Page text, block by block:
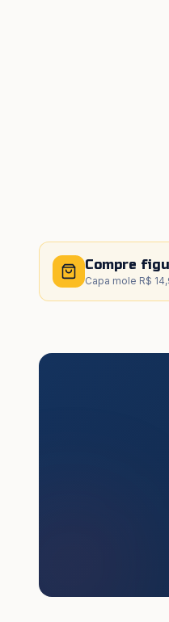
Compre
Capa mole R$